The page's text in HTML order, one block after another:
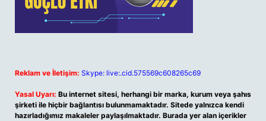
Reklam ve İletişim: Skype: live:.cid.575569c608265c69
Yasal Uyarı: Bu internet sitesi, herhangi bir marka, kurum veya şahıs
şirketi ile hiçbir bağlantısı bulunmamaktadır. Sitede yalnızca kendi
hazırladığımız makaleler paylaşılmaktadır. Burada yer alan içerikler